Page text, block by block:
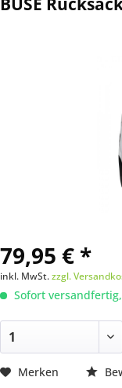
79,95 € *
inkl. MwSt.zzgl.
Sofort
Merken